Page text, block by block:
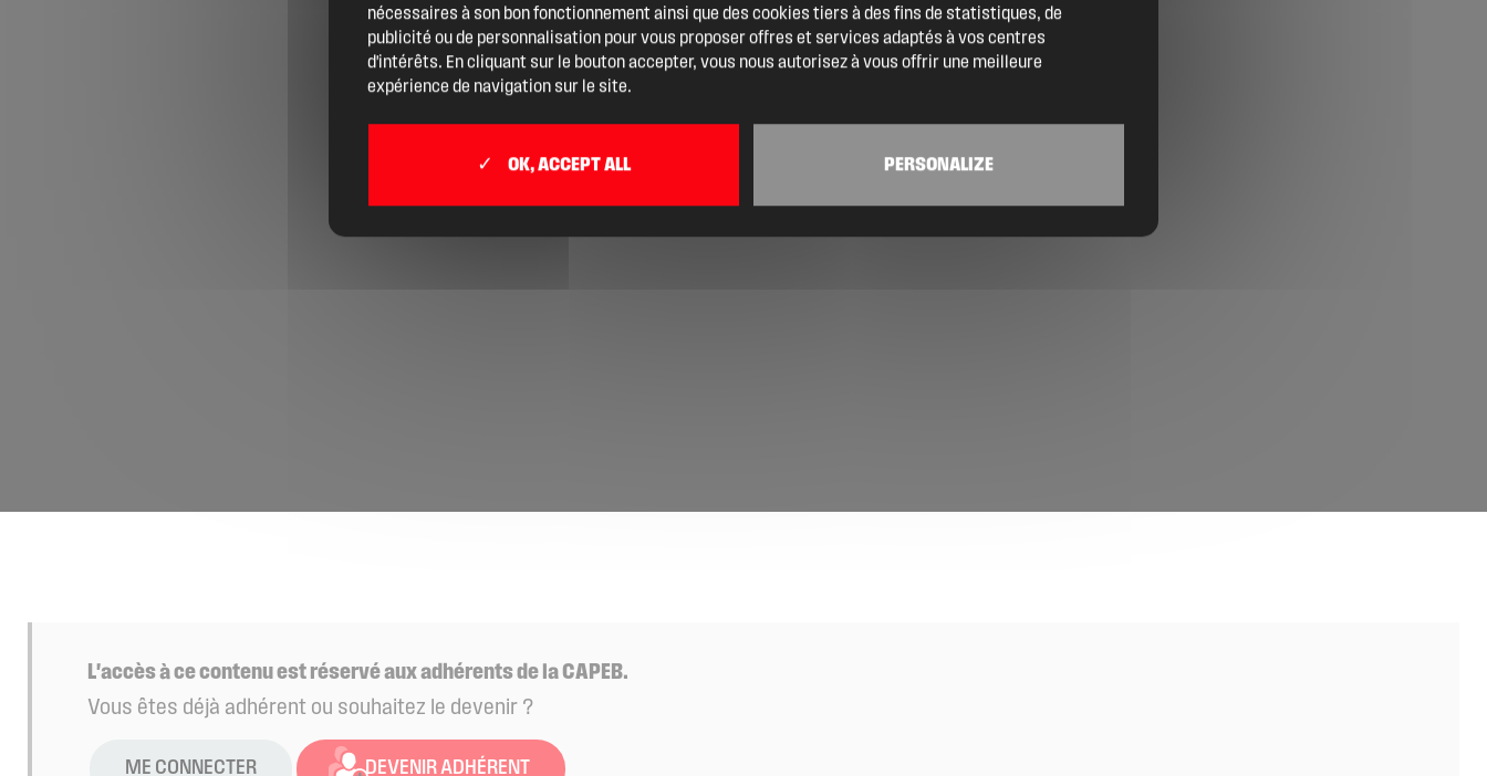
Actualités
Boîte à outils
Boutique
Trouver un artisan
Devenir adhérent
Espace adhérent
Billetterie
L'accès à ce contenu est réservé aux adhérents de la CAPEB.
Vous êtes déjà adhérent ou souhaitez le devenir ?
ME CONNECTER DEVENIR ADHÉRENT
nécessaires à son bon fonctionnement ainsi que des cookies tiers à des fins de statistiques, de
publicité ou de personnalisation pour vous proposer offres et services adaptés à vos centres
d'intérêts. En cliquant sur le bouton accepter, vous nous autorisez à vous offrir une meilleure
expérience de navigation sur le site.
OK, ACCEPT ALL PERSONALIZE